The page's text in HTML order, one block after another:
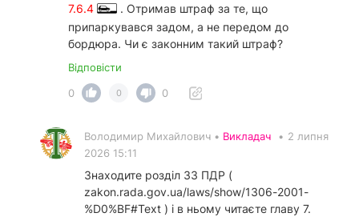
7.6.4
. Отримав штраф за те, що
припаркувався задом, а не передом до
бордюра. Чи є законним такий штраф?
Відповісти
0
0 0
Володимир Михайлович • Викладач • 2 липня
2026 15:11
Знаходите розділ 33 ПДР (
zakon.rada.gov.ua/laws/show/1306-2001-
%D0%BF#Text ) і в ньому читаєте главу 7.